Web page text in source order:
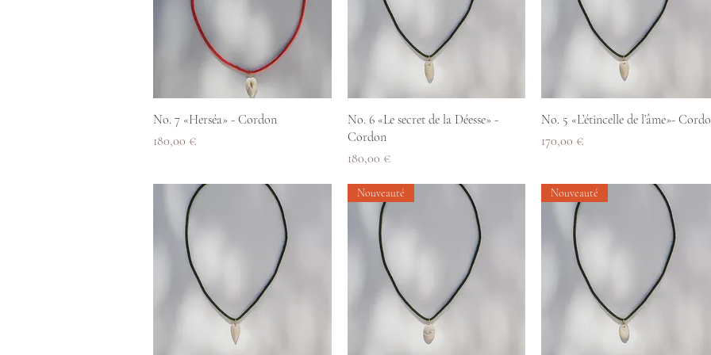
Aperçu rapide
No. 7 «Herséa» - Cordon
Prix
180,00 €
Aperçu rapide
No. 6 «Le secret de la Déesse» -
Cordon
Prix
180,00 €
Aperçu rapide
No. 5 «L’étincelle de l’âme»-
Prix
170,00 €
Nouveauté Nouveauté